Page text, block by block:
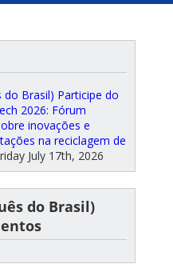
do Brasil) Participe do
2026: Fórum
inovações e
na reciclagem de
July 17th, 2026
do Brasil)